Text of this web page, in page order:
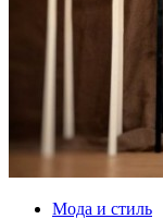
Мода и стиль